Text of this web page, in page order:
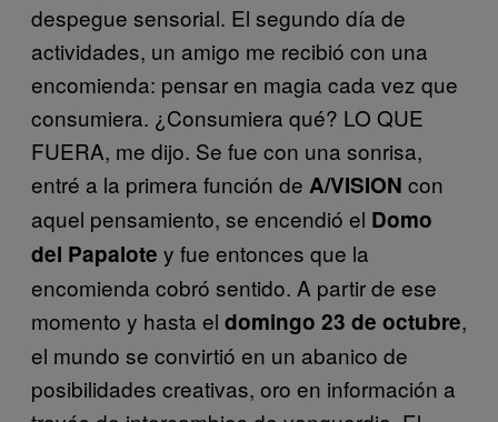
despegue sensorial. El segundo día de
actividades, un amigo me recibió con una
encomienda: pensar en magia cada vez que
consumiera. ¿Consumiera qué? LO QUE
FUERA, me dijo. Se fue con una sonrisa,
entré a la primera función de A/VISION con
aquel pensamiento, se encendió el Domo
del Papalote y fue entonces que la
encomienda cobró sentido. A partir de ese
momento y hasta el domingo 23 de octubre,
el mundo se convirtió en un abanico de
posibilidades creativas, oro en información a